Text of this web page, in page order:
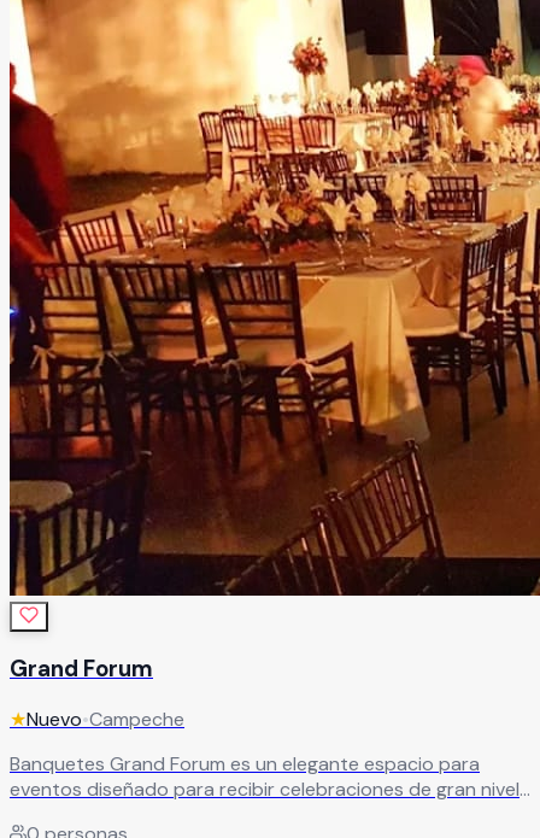
Grand Forum
★Nuevo•Campeche
Banquetes Grand Forum es un elegante espacio para
eventos diseñado para recibir celebraciones de gran nivel